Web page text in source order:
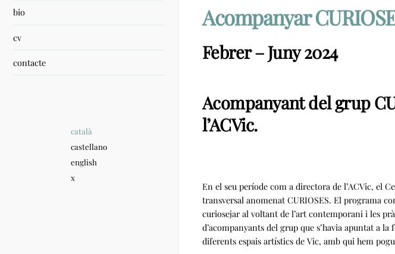
bio
cv
contacte
català
castellano
english
x
Acompanyar
Febrer – Juny 2024
Acompanyant del grup
l’ACVic.
En el seu període com a directora de l’ACVic, el
transversal anomenat CURIOSES. El programa
curiosejar al voltant de l’art contemporani i les
d’acompanyants del grup que s’havia apuntat a
diferents espais artístics de Vic, amb qui hem